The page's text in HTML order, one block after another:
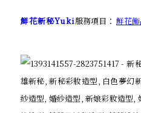
鮮花新秘Yuki服務項目： 鮮花